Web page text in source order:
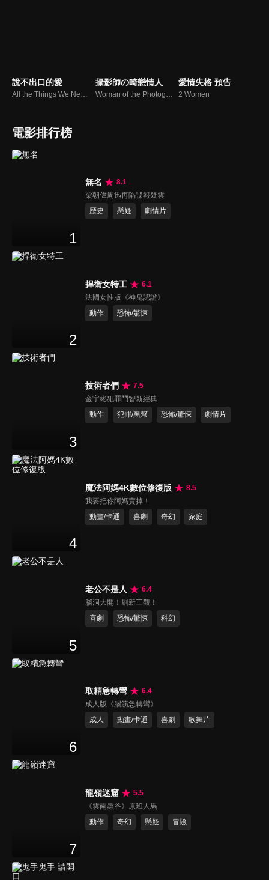
說不出口的愛 攝影師の畸戀情人 愛情失格 預告
2 Women
電影排行榜
1
無名
8.1
梁朝偉周迅再陷諜報疑雲
歷史
懸疑 劇情片
2
捍衛女特工
6.1
法國女性版《神鬼認證》
動作
恐怖/驚悚
3
技術者們
7.5
金宇彬犯罪鬥智新經典
動作
犯罪/黑幫 恐怖/驚悚 劇情片
4
魔法阿媽4K數位修復版
8.5
我要把你阿媽賣掉！
動畫/卡通
喜劇 奇幻 家庭
5
老公不是人
6.4
腦洞大開！刷新三觀！
喜劇
恐怖/驚悚 科幻
6
取精急轉彎
6.4
成人版《腦筋急轉彎》
成人
動畫/卡通 喜劇 歌舞片
7
龍嶺迷窟
5.5
《雲南蟲谷》原班人馬
動作
奇幻 懸疑 冒險